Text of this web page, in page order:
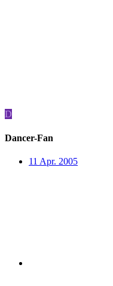
D
Dancer-Fan
11 Apr. 2005